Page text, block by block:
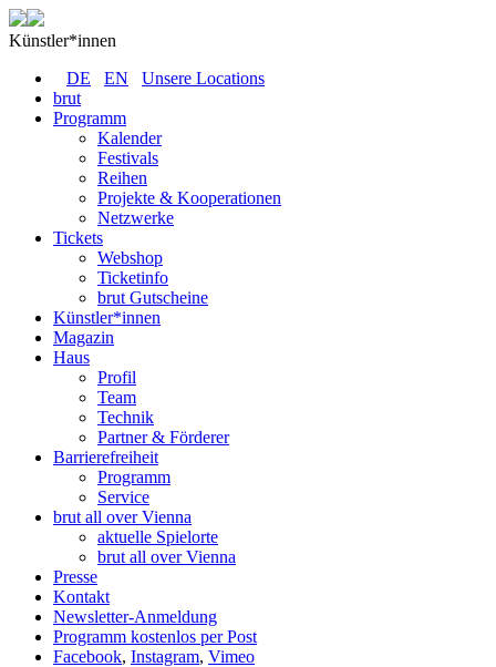
Künstler*innen
DE
EN
Unsere Locations
brut
Programm
Kalender
Festivals
Reihen
Projekte & Kooperationen
Netzwerke
Tickets
Webshop
Ticketinfo
brut Gutscheine
Künstler*innen
Magazin
Haus
Profil
Team
Technik
Partner & Förderer
Barrierefreiheit
Programm
Service
brut all over Vienna
aktuelle Spielorte
brut all over Vienna
Presse
Kontakt
Newsletter-Anmeldung
Programm kostenlos per Post
Facebook, Instagram, Vimeo